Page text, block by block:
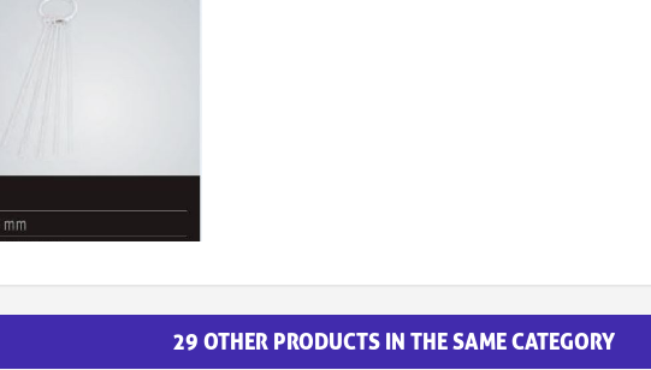
29 OTHER PRODUCTS IN THE SAME CATEGORY